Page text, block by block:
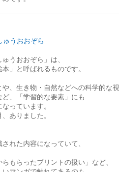
うおおぞら
うおおぞら」は、
」と呼ばれるものです。
や、生き物・自然などへの科学的な
、「学習的な要素」にも
っています。
ありました。
れた内容になっていて、
もらったプリントの扱い」など、